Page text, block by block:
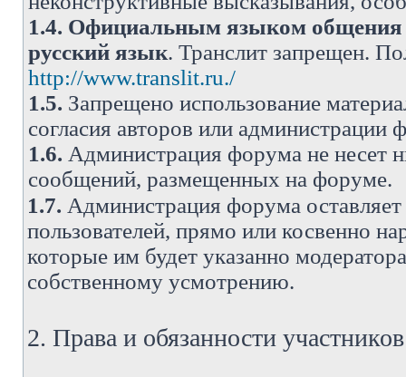
1.4. Официальным языком общения
русский язык. Транслит запрещен.
http://www.translit.ru./
1.5. Запрещено использование
согласия авторов или администрации
1.6. Администрация форума не несет
сообщений, размещенных на форуме.
1.7. Администрация форума
пользователей, прямо или косвенно
которые им будет указанно
собственному усмотрению.
2. Права и обязанности